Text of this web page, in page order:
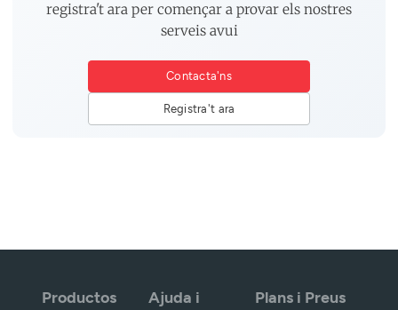
registra't ara per començar a provar els nostres
serveis avui
Contacta'ns
Registra't ara
Productos
Ajuda i
Plans i Preus